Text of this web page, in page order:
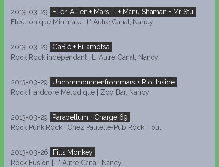
2013-03-29
Ellen Allien + Mars T. + Manu Shaman + Mr Stu
Electronique Minimale | L' Autre Canal, Nancy
2013-03-29
GaBlé + Filiamotsa
Rock Rock indépendant | L' Autre Canal, Nancy
2013-03-29
Uncommonmenfrommars + Riot Inside
Rock Hardcore Mélodique | Zoo Bar, Nancy
2013-03-29
Parabellum + Charge 69
Rock Punk Rock | Chez Paulette-Pub Rock, Toul
2013-03-26
Fills Monkey
Rock Fusion | L' Autre Canal, Nancy